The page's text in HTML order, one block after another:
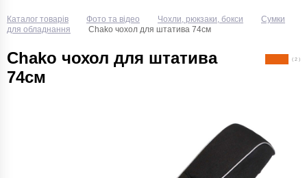
Каталог товарів Фото та відео Чохли, рюкзаки, бокси
Сумки
для обладнання
Chako чохол для штатива 74см
Chako чохол для штатива
74см
( 2 )